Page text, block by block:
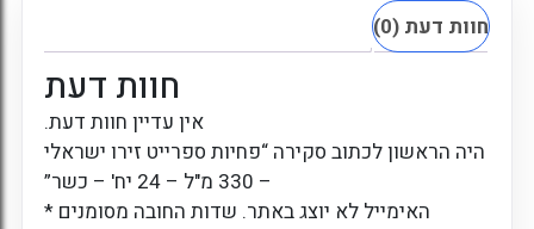
חוות דעת (0)
חוות דעת
אין עדיין חוות דעת.
היה הראשון לכתוב סקירה “פחיות ספרייט זירו ישראלי
– 330 מ"ל – 24 יח' – כשר”
האימייל לא יוצג באתר. שדות החובה מסומנים*